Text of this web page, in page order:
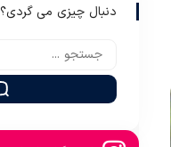
دنبال چیزی می گردی؟